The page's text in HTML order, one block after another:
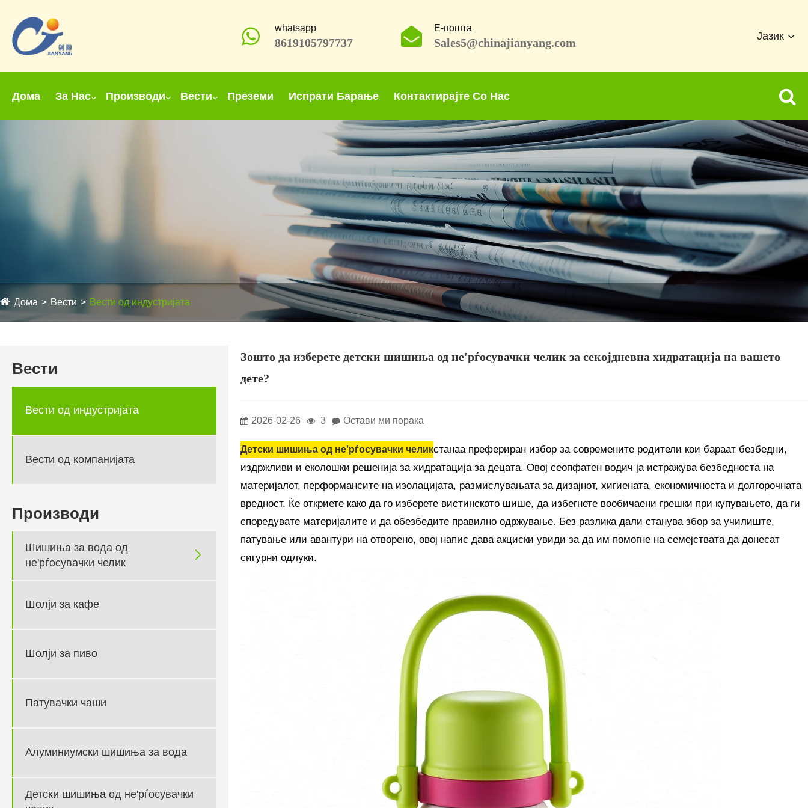
whatsapp
8619105797737
Е-пошта
Sales5@chinajianyang.com
Јазик
Дома За Нас Производи Вести Преземи Испрати Барање Контактирајте Со Нас
Дома Вести Вести од индустријата
Вести
Вести од индустријата
Вести од компанијата
Производи
Шишиња за вода од
не'рѓосувачки челик

Шолји за кафе
Шолји за пиво
Патувачки чаши
Алуминиумски шишиња за вода
Детски шишиња од не'рѓосувачки
Зошто да изберете детски шишиња од не'рѓосувачки челик за секојдневна хидратација на вашето
дете?
2026-02-26 3 Остави ми порака
Детски шишиња од не'рѓосувачки челикстанаа префериран избор за современите родители кои бараат безбедни,
издржливи и еколошки решенија за хидратација за децата. Овој сеопфатен водич ја истражува безбедноста на
материјалот, перформансите на изолацијата, размислувањата за дизајнот, хигиената, економичноста и долгорочната
вредност. Ќе откриете како да го изберете вистинското шише, да избегнете вообичаени грешки при купувањето, да ги
споредувате материјалите и да обезбедите правилно одржување. Без разлика дали станува збор за училиште,
патување или авантури на отворено, овој напис дава акциски увиди за да им помогне на семејствата да донесат
сигурни одлуки.